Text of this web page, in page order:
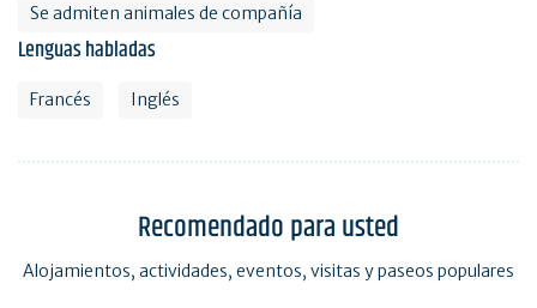
Se admiten animales de compañía
Lenguas habladas
Francés Inglés
Recomendado para usted
Alojamientos, actividades, eventos, visitas y paseos populares